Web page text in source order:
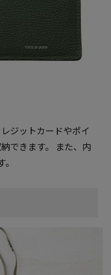
ジットカードやポイ
できます。 また、内